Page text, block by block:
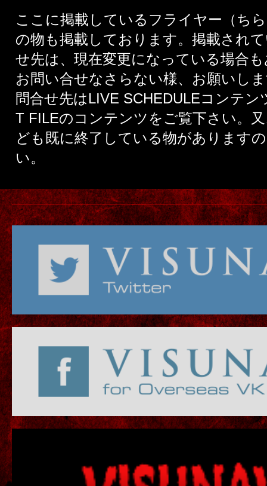
ここに掲載しているフライヤー（ち
の物も掲載しております。掲載され
せ先は、現在変更になっている場合
お問い合せなさらない様、お願いし
問合せ先はLIVE SCHEDULEコンテン
T FILEのコンテンツをご覧下さい。
ども既に終了している物があります
い。